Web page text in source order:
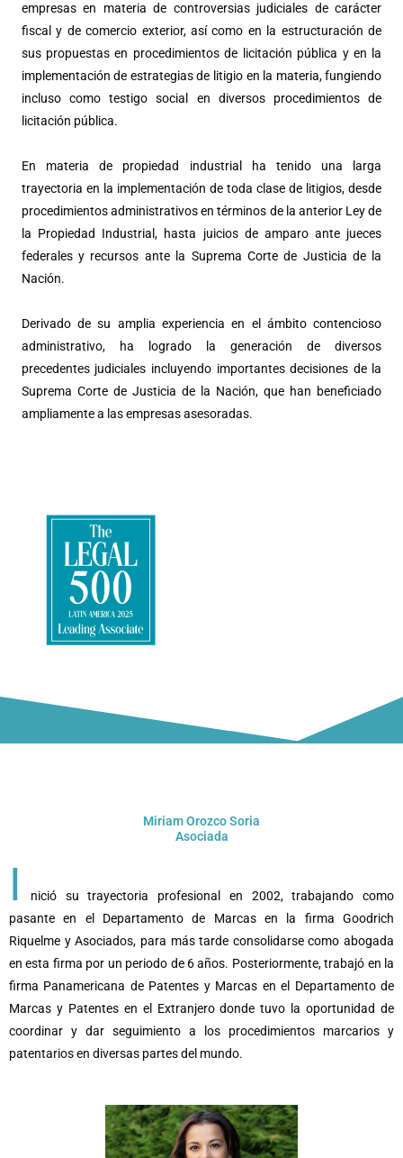
empresas en materia de controversias judiciales de carácter
fiscal y de comercio exterior, así como en la estructuración de
sus propuestas en procedimientos de licitación pública y en la
implementación de estrategias de litigio en la materia, fungiendo
incluso como testigo social en diversos procedimientos de
licitación pública.
En materia de propiedad industrial ha tenido una larga
trayectoria en la implementación de toda clase de litigios, desde
procedimientos administrativos en términos de la anterior Ley de
la Propiedad Industrial, hasta juicios de amparo ante jueces
federales y recursos ante la Suprema Corte de Justicia de la
Nación.
Derivado de su amplia experiencia en el ámbito contencioso
administrativo, ha logrado la generación de diversos
precedentes judiciales incluyendo importantes decisiones de la
Suprema Corte de Justicia de la Nación, que han beneficiado
ampliamente a las empresas asesoradas.
Miriam Orozco Soria
Asociada
I
nició su trayectoria profesional en 2002, trabajando como
pasante en el Departamento de Marcas en la firma Goodrich
Riquelme y Asociados, para más tarde consolidarse como abogada
en esta firma por un periodo de 6 años. Posteriormente, trabajó en la
firma Panamericana de Patentes y Marcas en el Departamento de
Marcas y Patentes en el Extranjero donde tuvo la oportunidad de
coordinar y dar seguimiento a los procedimientos marcarios y
patentarios en diversas partes del mundo.